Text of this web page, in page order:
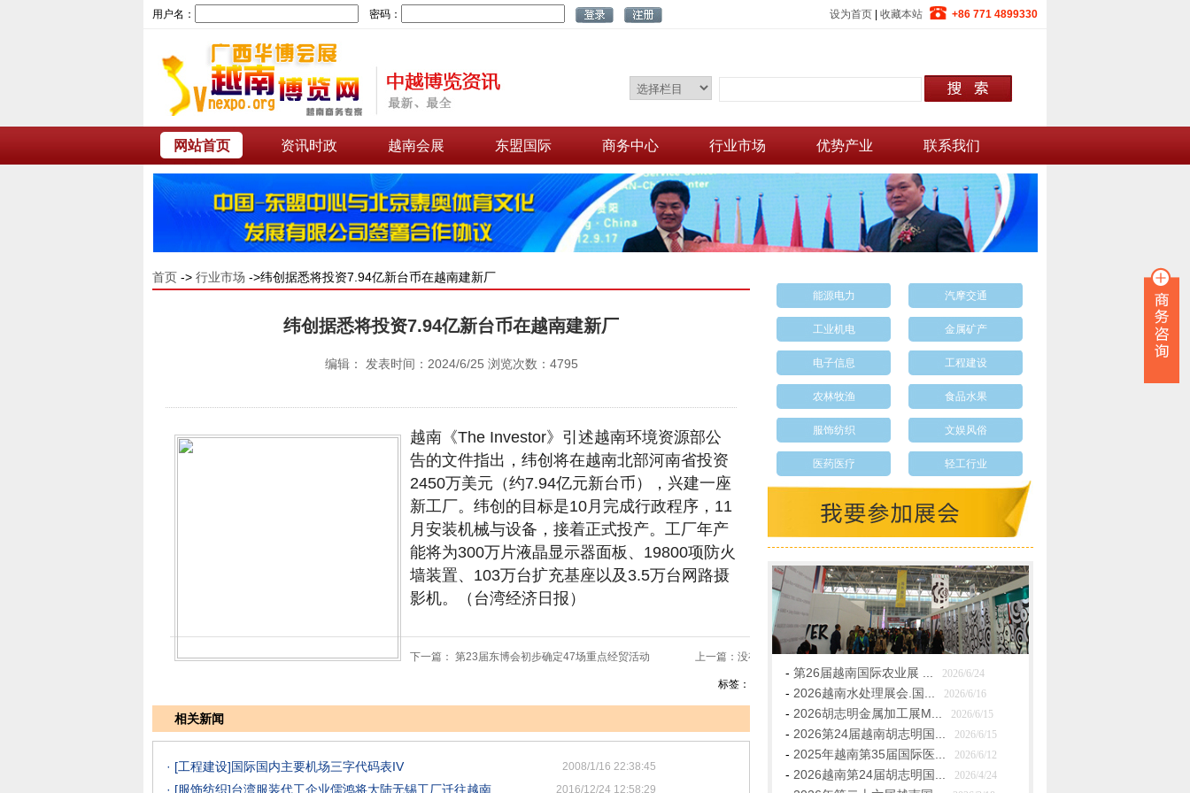
用户名： 密码： 设为首页 收藏本站 +86 771 4899330
网站首页 资讯时政 越南会展 东盟国际 商务中心 行业市场 优势产业 联系我们
首页 -> 行业市场 ->纬创据悉将投资7.94亿新台币在越南建新厂
纬创据悉将投资7.94亿新台币在越南建新厂
编辑： 发表时间：2024/6/25 浏览次数：4795
越南《The Investor》引述越南环境资源部公
告的文件指出，纬创将在越南北部河南省投资
2450万美元（约7.94亿元新台币），兴建一座
新工厂。纬创的目标是10月完成行政程序，11
月安装机械与设备，接着正式投产。工厂年产
能将为300万片液晶显示器面板、19800项防火
墙装置、103万台扩充基座以及3.5万台网路摄
影机。（台湾经济日报）
下一篇： 第23届东博会初步确定47场重点经贸活动 上一篇：没有上一篇文章
标签：
相关新闻
· [工程建设]国际国内主要机场三字代码表IV 2008/1/16 22:38:45
· [服饰纺织]台湾服装代工企业儒鸿将大陆无锡工厂迁往越南 2016/12/24 12:58:29
能源电力 汽摩交通
工业机电 金属矿产
电子信息 工程建设
农林牧渔 食品水果
服饰纺织 文娱风俗
医药医疗 轻工行业
- 第26届越南国际农业展 ... 2026/6/24
- 2026越南水处理展会.国... 2026/6/16
- 2026胡志明金属加工展M... 2026/6/15
- 2026第24届越南胡志明国... 2026/6/15
- 2025年越南第35届国际医... 2026/6/12
- 2026越南第24届胡志明国... 2026/4/24